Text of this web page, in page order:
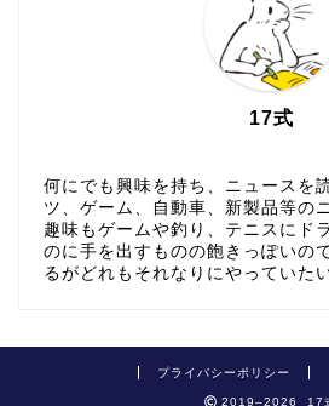
17式
何にでも興味を持ち、ニュースを
ツ、ゲーム、自動車、新製品等の
趣味もゲームや釣り、テニスにド
のに手を出すものの飽きっぽいの
るがどれもそれなりにやっていた
プライバシーポリシー
2019–2026 17